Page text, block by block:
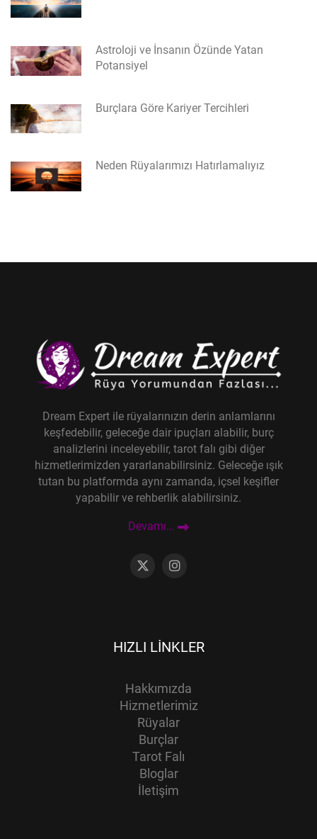
Astroloji ve İnsanın Özünde Yatan
Potansiyel
Burçlara Göre Kariyer Tercihleri
Neden Rüyalarımızı Hatırlamalıyız
Dream Expert ile rüyalarınızın derin anlamlarını
keşfedebilir, geleceğe dair ipuçları alabilir, burç
analizlerini inceleyebilir, tarot falı gibi diğer
hizmetlerimizden yararlanabilirsiniz. Geleceğe ışık
tutan bu platformda aynı zamanda, içsel keşifler
yapabilir ve rehberlik alabilirsiniz.
Devamı...
HIZLI LINKLER
Hakkımızda
Hizmetlerimiz
Rüyalar
Burçlar
Tarot Falı
Bloglar
İletişim